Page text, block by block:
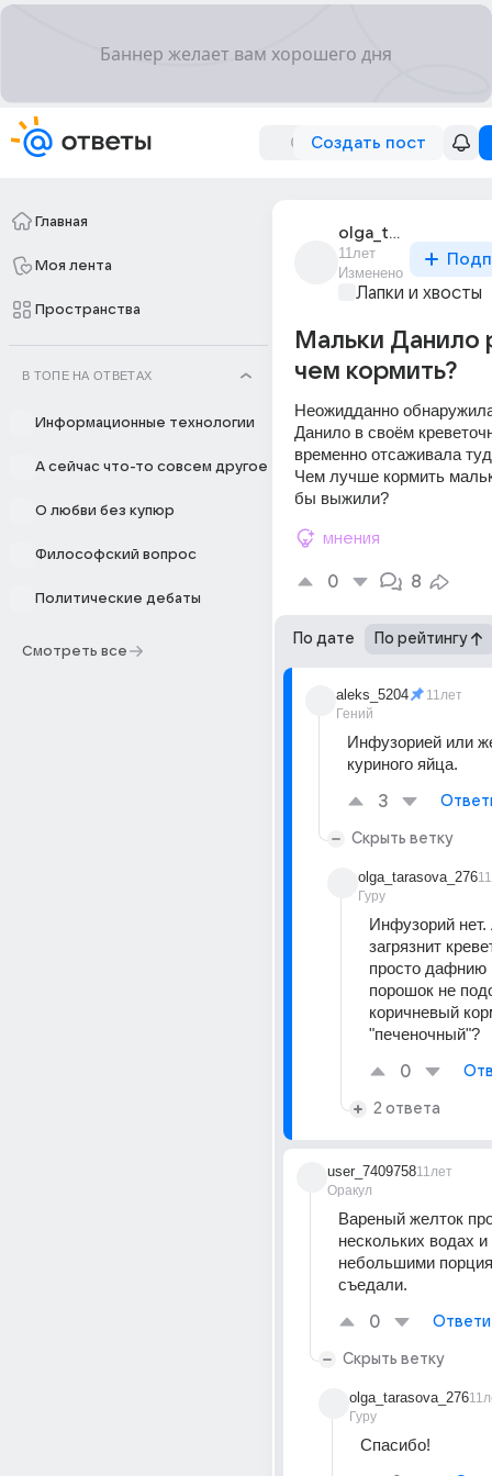
Создать пост
Главная
Моя лента
Пространства
В ТОПЕ НА ОТВЕТАХ
Информационные технологии
А сейчас что-то совсем другое
О любви без купюр
Философский вопрос
Политические дебаты
Смотреть все
olga_tarasova_276
11лет
Изменено
Лапки и хвосты
Мальки Данило
чем кормить?
Неожидданно
Данило в своём
временно отсаживала
Чем лучше кормить
бы выжили?
мнения
0 8
По дате По рейтингу
aleks_5204
Гений
11лет
Инфузорией или
куриного яйца.
3
Скрыть ветку
olga_tarasova_276
Гуру
Инфузорий
загрязнит
просто дафнию
порошок не
коричневый
"печеночный"?
0
2 ответа
user_7409758
Оракул
11лет
Вареный желток
нескольких водах
небольшими
съедали.
0
Скрыть ветку
olga_tarasova_276
Гуру
Спасибо!